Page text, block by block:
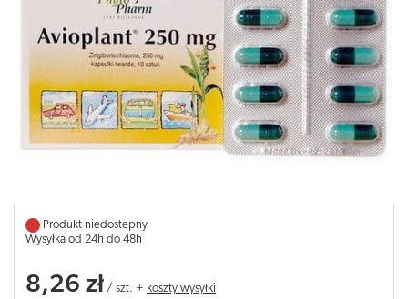
Produkt niedostepny
Wysyłka od 24h do 48h
8,26 zł / szt. + koszty wysyłki